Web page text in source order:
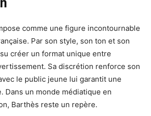
comme une figure incontournable
Par son style, son ton et son
créer un format unique entre
Sa discrétion renforce son
le public jeune lui garantit une
Dans un monde médiatique en
Barthès reste un repère.